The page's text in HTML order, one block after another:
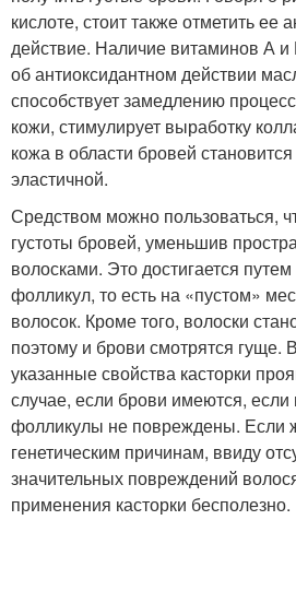
кислоте, стоит также отметить ее
действие. Наличие витаминов А и
об антиоксидантном действии
способствует замедлению
кожи, стимулирует выработку
кожа в области бровей
эластичной.
Средством можно пользоваться,
густоты бровей, уменьшив
волосками. Это достигается
фолликул, то есть на «пустом»
волосок. Кроме того, волоски
поэтому и брови смотрятся гуще.
указанные свойства касторки
случае, если брови имеются,
фолликулы не повреждены. Если
генетическим причинам, ввиду
значительных повреждений
применения касторки бесполезно.